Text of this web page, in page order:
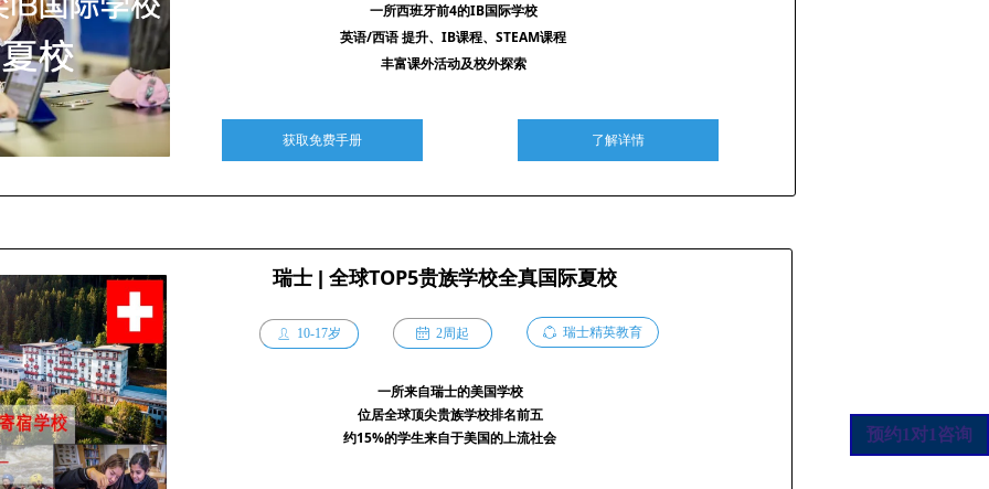
预约1对1咨询
ꅄ 2周起 ꁢ 瑞士精英教育
瑞士 | 全球TOP5贵族学校全真国际夏校
ꄑ 10-17岁
一所来自瑞士的美国学校
位居全球顶尖贵族学校排名前五
约15%的学生来自于美国的上流社会
了解详情
获取免费手册
一所西班牙前4的IB国际学校
英语/西语 提升、IB课程、STEAM课程
丰富课外活动及校外探索